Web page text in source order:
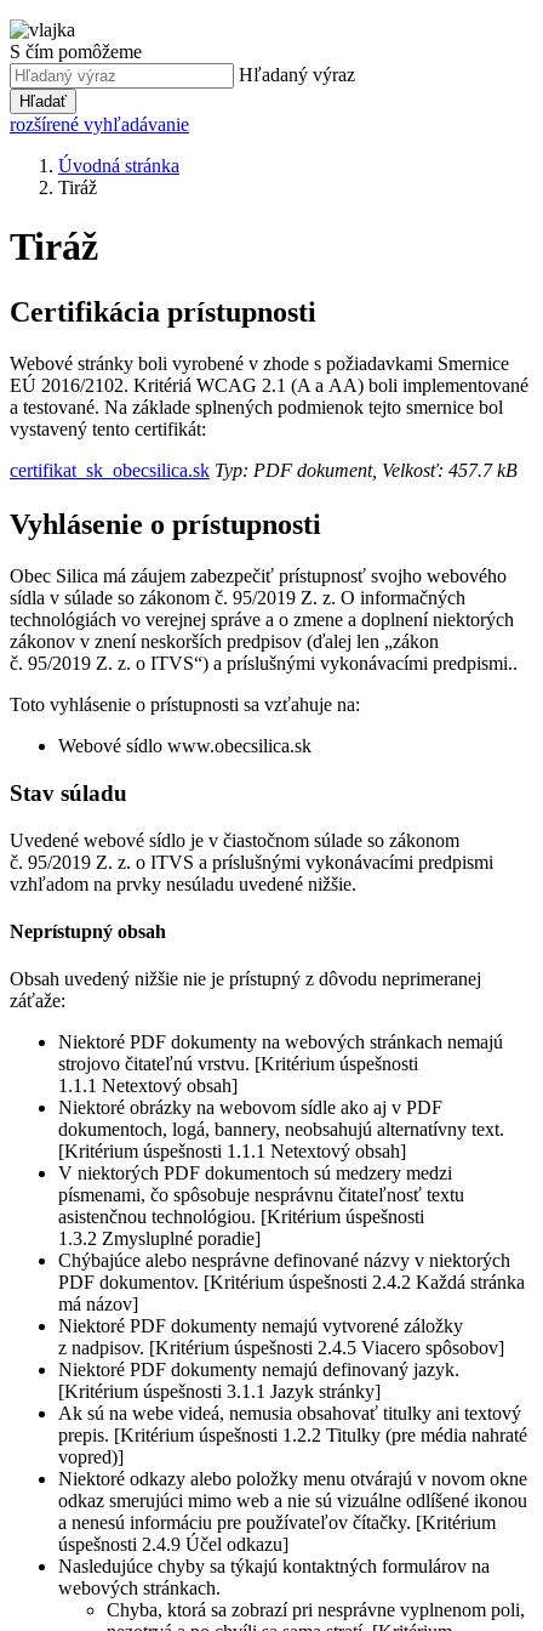
S čím pomôžeme
Hľadaný výraz
Hľadať
rozšírené vyhľadávanie
Úvodná stránka
Tiráž
Tiráž
Certifikácia prístupnosti
Webové stránky boli vyrobené v zhode s požiadavkami Smernice
EÚ 2016/2102. Kritériá WCAG 2.1 (A a AA) boli implementované
a testované. Na základe splnených podmienok tejto smernice bol
vystavený tento certifikát:
certifikat_sk_obecsilica.sk Typ: PDF dokument, Velkosť: 457.7 kB
Vyhlásenie o prístupnosti
Obec Silica má záujem zabezpečiť prístupnosť svojho webového
sídla v súlade so zákonom č. 95/2019 Z. z. O informačných
technológiách vo verejnej správe a o zmene a doplnení niektorých
zákonov v znení neskorších predpisov (ďalej len „zákon
č. 95/2019 Z. z. o ITVS“) a príslušnými vykonávacími predpismi..
Toto vyhlásenie o prístupnosti sa vzťahuje na:
Webové sídlo www.obecsilica.sk
Stav súladu
Uvedené webové sídlo je v čiastočnom súlade so zákonom
č. 95/2019 Z. z. o ITVS a príslušnými vykonávacími predpismi
vzhľadom na prvky nesúladu uvedené nižšie.
Neprístupný obsah
Obsah uvedený nižšie nie je prístupný z dôvodu neprimeranej
záťaže:
Niektoré PDF dokumenty na webových stránkach nemajú
strojovo čitateľnú vrstvu. [Kritérium úspešnosti
1.1.1 Netextový obsah]
Niektoré obrázky na webovom sídle ako aj v PDF
dokumentoch, logá, bannery, neobsahujú alternatívny text.
[Kritérium úspešnosti 1.1.1 Netextový obsah]
V niektorých PDF dokumentoch sú medzery medzi
písmenami, čo spôsobuje nesprávnu čitateľnosť textu
asistenčnou technológiou. [Kritérium úspešnosti
1.3.2 Zmysluplné poradie]
Chýbajúce alebo nesprávne definované názvy v niektorých
PDF dokumentov. [Kritérium úspešnosti 2.4.2 Každá stránka
má názov]
Niektoré PDF dokumenty nemajú vytvorené záložky
z nadpisov. [Kritérium úspešnosti 2.4.5 Viacero spôsobov]
Niektoré PDF dokumenty nemajú definovaný jazyk.
[Kritérium úspešnosti 3.1.1 Jazyk stránky]
Ak sú na webe videá, nemusia obsahovať titulky ani textový
prepis. [Kritérium úspešnosti 1.2.2 Titulky (pre média nahraté
vopred)]
Niektoré odkazy alebo položky menu otvárajú v novom okne
odkaz smerujúci mimo web a nie sú vizuálne odlíšené ikonou
a nenesú informáciu pre používateľov čítačky. [Kritérium
úspešnosti 2.4.9 Účel odkazu]
Nasledujúce chyby sa týkajú kontaktných formulárov na
webových stránkach.
Chyba, ktorá sa zobrazí pri nesprávne vyplnenom poli,